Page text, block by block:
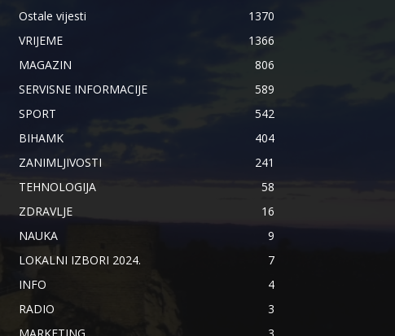
Ostale vijesti
1370
VRIJEME
1366
MAGAZIN
806
SERVISNE INFORMACIJE
589
SPORT
542
BIHAMK
404
ZANIMLJIVOSTI
241
TEHNOLOGIJA
58
ZDRAVLJE
16
NAUKA
9
LOKALNI IZBORI 2024.
7
INFO
4
RADIO
3
MARKETING
3